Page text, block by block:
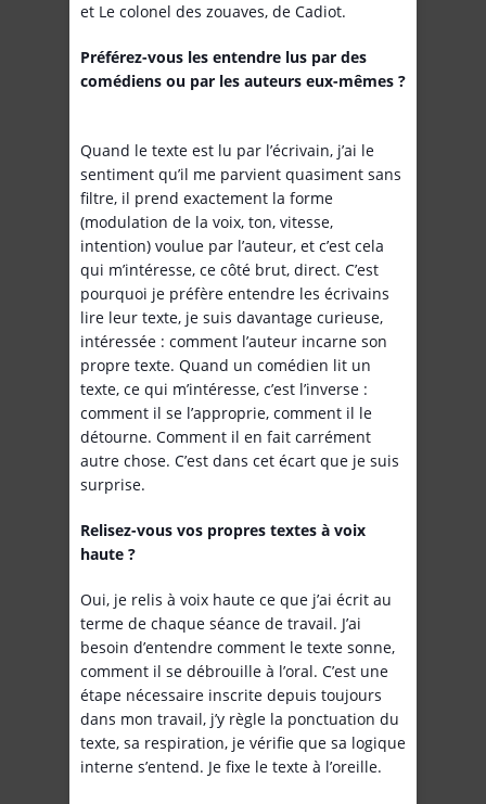
et Le colonel des zouaves, de Cadiot.
Préférez-vous les entendre lus par des
comédiens ou par les auteurs eux-mêmes ?
Quand le texte est lu par l’écrivain, j’ai le
sentiment qu’il me parvient quasiment sans
filtre, il prend exactement la forme
(modulation de la voix, ton, vitesse,
intention) voulue par l’auteur, et c’est cela
qui m’intéresse, ce côté brut, direct. C’est
pourquoi je préfère entendre les écrivains
lire leur texte, je suis davantage curieuse,
intéressée : comment l’auteur incarne son
propre texte. Quand un comédien lit un
texte, ce qui m’intéresse, c’est l’inverse :
comment il se l’approprie, comment il le
détourne. Comment il en fait carrément
autre chose. C’est dans cet écart que je suis
surprise.
Relisez-vous vos propres textes à voix
haute ?
Oui, je relis à voix haute ce que j’ai écrit au
terme de chaque séance de travail. J’ai
besoin d’entendre comment le texte sonne,
comment il se débrouille à l’oral. C’est une
étape nécessaire inscrite depuis toujours
dans mon travail, j’y règle la ponctuation du
texte, sa respiration, je vérifie que sa logique
interne s’entend. Je fixe le texte à l’oreille.